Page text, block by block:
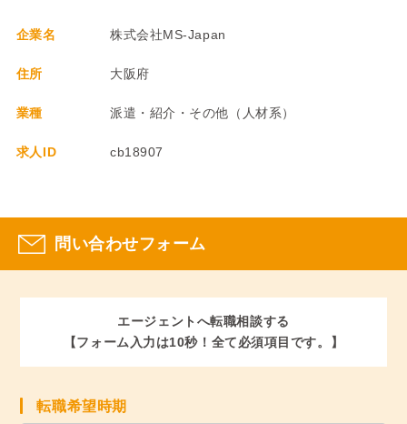
企業名 株式会社MS-Japan
住所 大阪府
業種 派遣・紹介・その他（人材系）
求人ID cb18907
問い合わせフォーム
エージェントへ転職相談する
【フォーム入力は10秒！全て必須項目です。】
転職希望時期